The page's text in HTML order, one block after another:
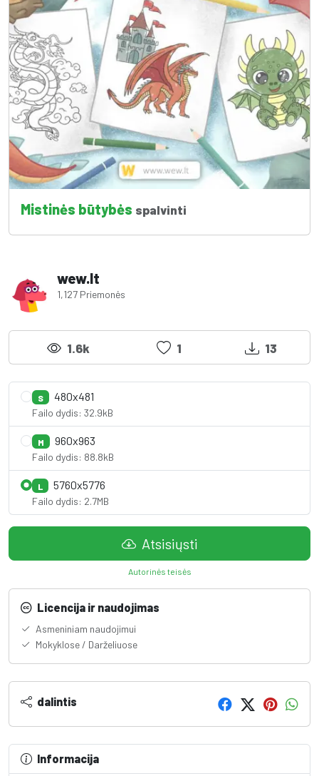
Mistinės būtybės spalvinti
wew.lt
1,127 Priemonės
1.6k 1 13
S 480x481
Failo dydis: 32.9kB
M 960x963
Failo dydis: 88.8kB
L 5760x5776
Failo dydis: 2.7MB
Atsisiųsti
Autorinės teisės
Licencija ir naudojimas
Asmeniniam naudojimui
Mokyklose / Darželiuose
dalintis
Informacija